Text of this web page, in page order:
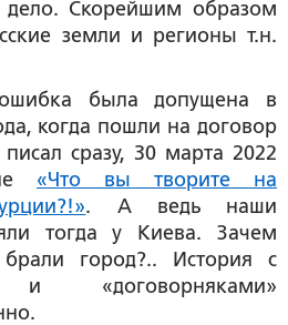
дело. Скорейшим образом
земли и регионы т.н.
была допущена в
когда пошли на договор
сразу, 30 марта 2022
«Что вы творите на
. А ведь наши
тогда у Киева. Зачем
город?.. История с
и «договорняками»